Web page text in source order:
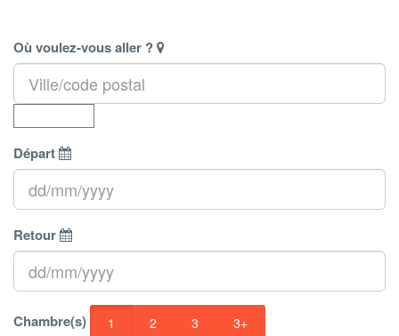
Où voulez-vous aller ?
Départ
Retour
Chambre(s) 1 2 3 3+